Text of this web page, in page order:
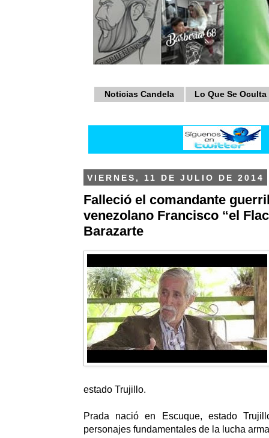
Noticias Candela Lo Que Se Oculta
VIERNES, 11 DE JULIO DE 2014
Falleció el comandante
venezolano Francisco “el
Barazarte
estado Trujillo.
Prada nació en Escuque, estado
personajes fundamentales de la lucha